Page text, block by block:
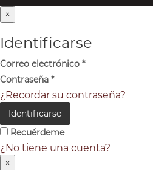
×
Identificarse
Correo electrónico *
Contraseña *
¿Recordar su contraseña?
Identificarse
Recuérdeme
¿No tiene una cuenta?
×